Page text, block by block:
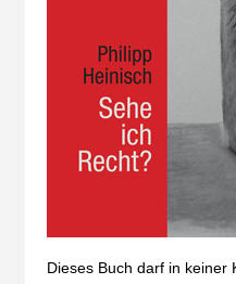
Dieses Buch darf in keiner